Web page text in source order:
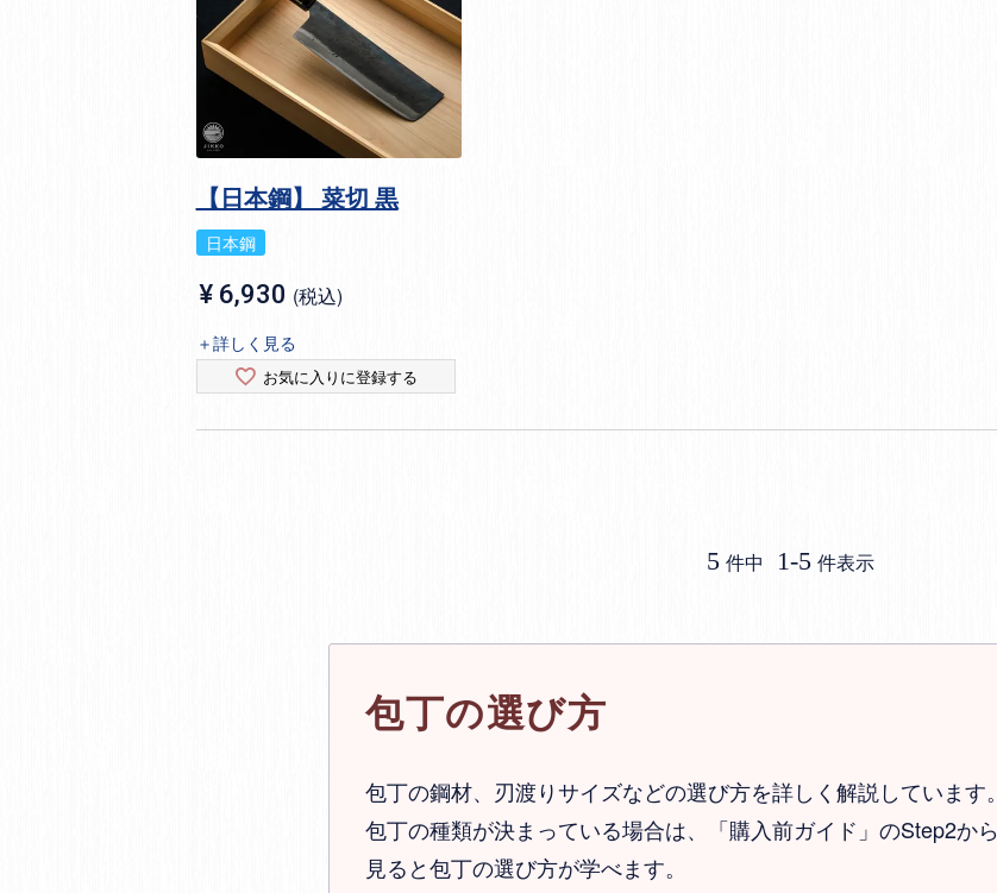
【日本鋼】 菜切 黒
日本鋼
¥ 6,930 税込
＋詳しく見る
お気に入りに登録する
5 件中 1-5 件表示
包丁の選び方
包丁の鋼材、刃渡りサイズなどの選び方を詳しく解説しています。
包丁の種類が決まっている場合は、「購入前ガイド」のStep2から
見ると包丁の選び方が学べます。